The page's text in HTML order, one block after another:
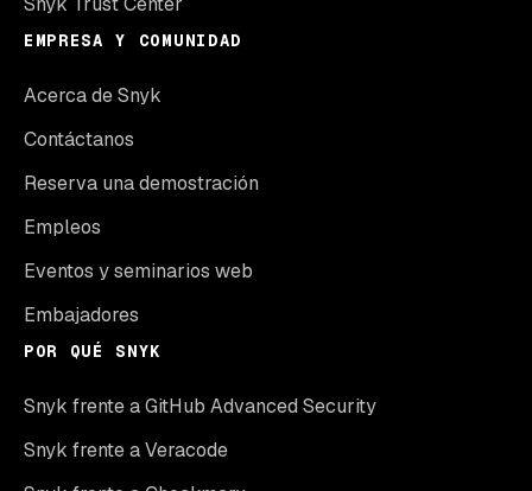
EMPRESA Y COMUNIDAD
Acerca de Snyk
Contáctanos
Reserva una demostración
Empleos
Eventos y seminarios web
Embajadores
POR QUÉ SNYK
Snyk frente a GitHub Advanced Security
Snyk frente a Veracode